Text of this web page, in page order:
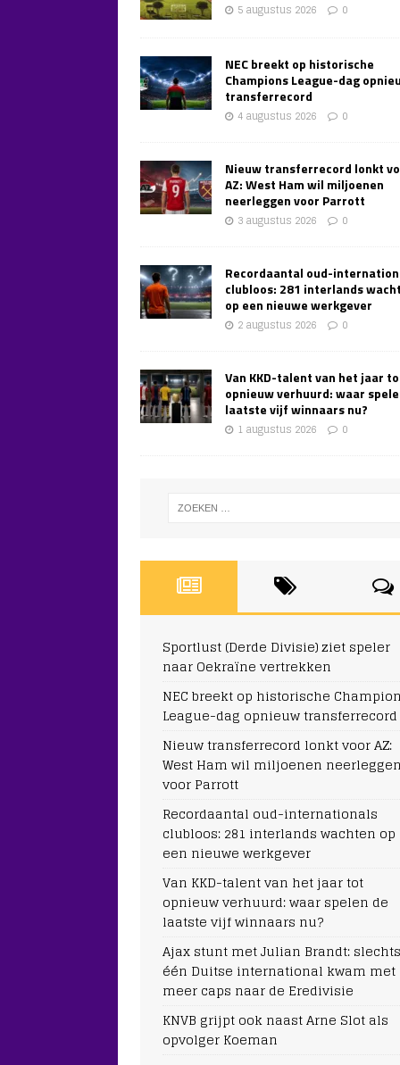
5 augustus 2026 0
NEC breekt op historische
Champions League-dag
transferrecord
4 augustus 2026 0
Nieuw transferrecord lonkt
AZ: West Ham wil miljoenen
neerleggen voor Parrott
3 augustus 2026 0
Recordaantal oud-
clubloos: 281 interlands
op een nieuwe werkgever
2 augustus 2026 0
Van KKD-talent van het jaar
opnieuw verhuurd: waar
laatste vijf winnaars nu?
1 augustus 2026 0
Sportlust (Derde Divisie) ziet speler
naar Oekraïne vertrekken
NEC breekt op historische
League-dag opnieuw transferrecord
Nieuw transferrecord lonkt voor AZ:
West Ham wil miljoenen neerleggen
voor Parrott
Recordaantal oud-internationals
clubloos: 281 interlands wachten op
een nieuwe werkgever
Van KKD-talent van het jaar tot
opnieuw verhuurd: waar spelen de
laatste vijf winnaars nu?
Ajax stunt met Julian Brandt: slechts
één Duitse international kwam met
meer caps naar de Eredivisie
KNVB grijpt ook naast Arne Slot als
opvolger Koeman